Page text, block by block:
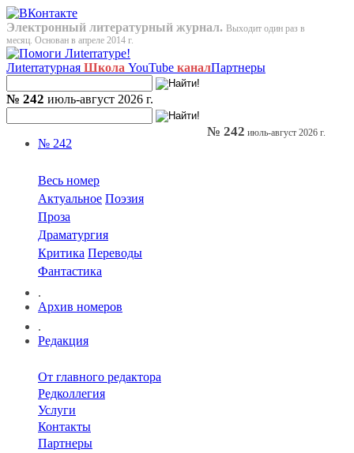
Электронный литературный журнал. Выходит один раз в
месяц. Основан в апреле 2014 г.
Лиterraтурная Школа YouTube каналПартнеры
№ 242 июль-август 2026 г.
№ 242
Весь номер
Актуальное Поэзия
Проза
Драматургия
Критика Переводы
Фантастика
.
Архив номеров
.
Редакция
От главного редактора
Редколлегия
Услуги
Контакты
Партнеры
№ 242 июль-август 2026 г.